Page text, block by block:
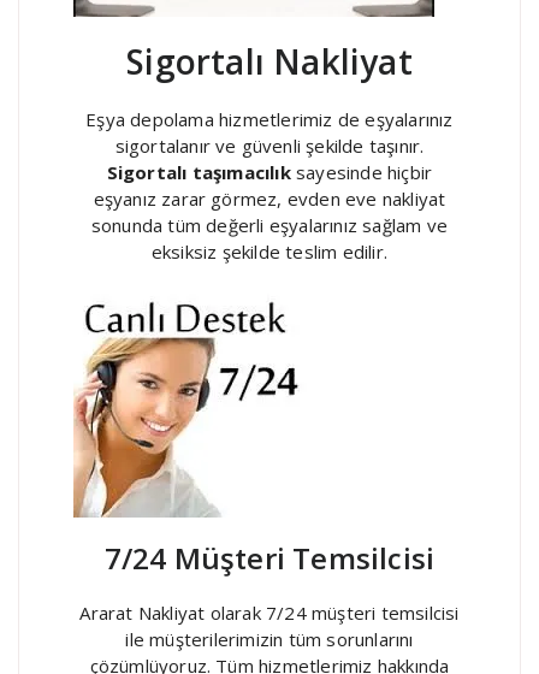
Sigortalı Nakliyat
Eşya depolama hizmetlerimiz de eşyalarınız
sigortalanır ve güvenli şekilde taşınır.
Sigortalı taşımacılıksayesinde hiçbir
eşyanız zarar görmez, evden eve nakliyat
sonunda tüm değerli eşyalarınız sağlam ve
eksiksiz şekilde teslim edilir.
7/24 Müşteri Temsilcisi
Ararat Nakliyat olarak 7/24 müşteri temsilcisi
ile müşterilerimizin tüm sorunlarını
çözümlüyoruz. Tüm hizmetlerimiz hakkında